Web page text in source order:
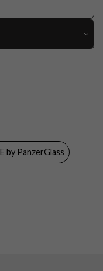
Stativfunktion
Genomskinlig
Mjukplast (TPU)
by PanzerGlass